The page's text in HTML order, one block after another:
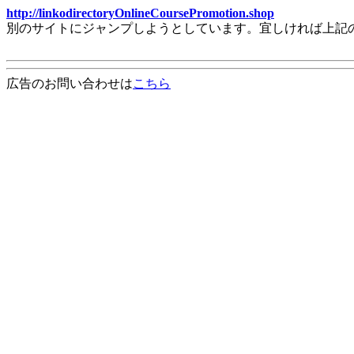
http://linkodirectoryOnlineCoursePromotion.shop
別のサイトにジャンプしようとしています。宜しければ上
広告のお問い合わせはこちら